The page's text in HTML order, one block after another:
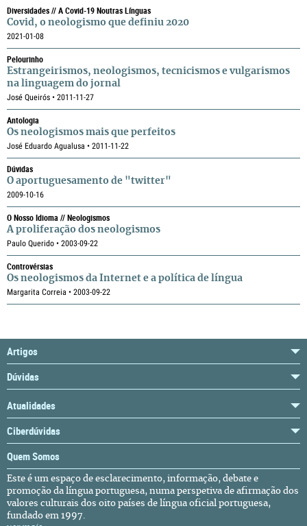
Diversidades // A Covid-19 Noutras Línguas
Covid, o neologismo que definiu 2020
2021-01-08
Pelourinho
Estrangeirismos, neologismos, tecnicismos e vulgarismos
na linguagem do jornal
José Queirós • 2011-11-27
Antologia
Os neologismos mais que perfeitos
José Eduardo Agualusa • 2011-11-22
Dúvidas
O aportuguesamento de "twitter"
2009-10-16
O Nosso Idioma // Neologismos
A proliferação dos neologismos
Paulo Querido • 2003-09-22
Controvérsias
Os neologismos da Internet e a política de língua
Margarita Correia • 2003-09-22
Artigos
Dúvidas
Atualidades
Ciberdúvidas
Quem Somos
Este é um espaço de esclarecimento, informação, debate e
promoção da língua portuguesa, numa perspetiva de afirmação dos
valores culturais dos oito países de língua oficial portuguesa,
fundado em 1997.